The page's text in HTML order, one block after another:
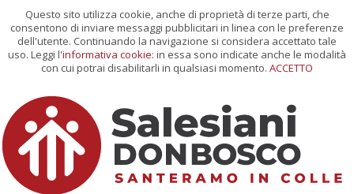
Questo sito utilizza cookie, anche di proprietà di terze parti, che
consentono di inviare messaggi pubblicitari in linea con le preferenze
dell'utente. Continuando la navigazione si considera accettato tale
uso. Leggi l'informativa cookie: in essa sono indicate anche le modalità
con cui potrai disabilitarli in qualsiasi momento. ACCETTO